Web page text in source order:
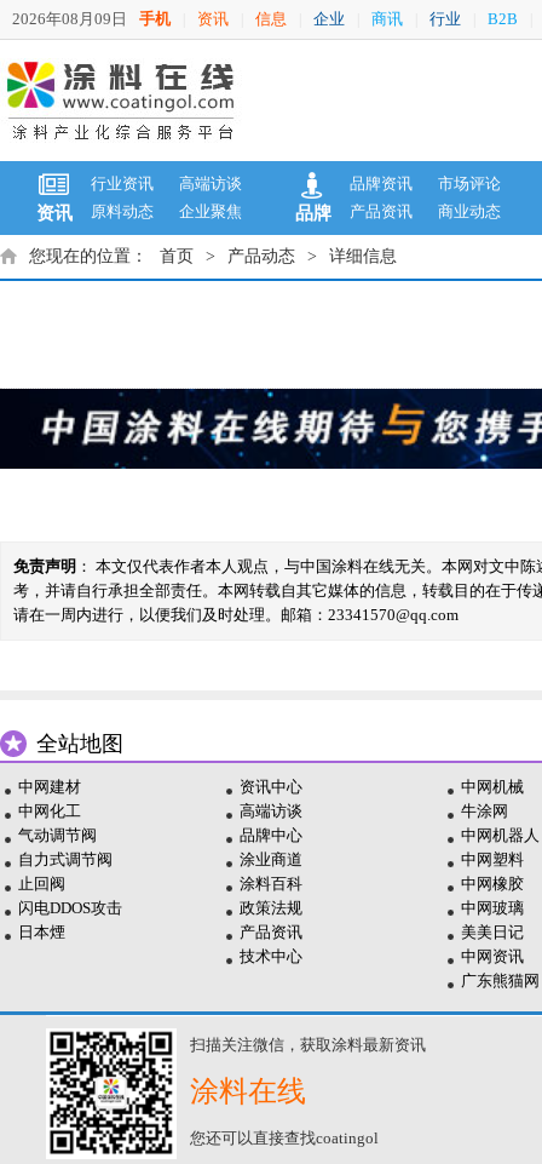
2026年08月09日 手机 资讯 信息 企业 商讯 行业 B2B
资讯
行业资讯
高端访谈
原料动态
企业聚焦 品牌
品牌资讯
市场评论
产品资讯
商业动态
您现在的位置： 首页 > 产品动态 > 详细信息
免责声明 ： 本文仅代表作者本人观点，与中国涂料在线无关。本网对文中
考，并请自行承担全部责任。本网转载自其它媒体的信息，转载目的在于
请在一周内进行，以便我们及时处理。邮箱：23341570@qq.com
全站地图
中网建材
中网化工
气动调节阀
自力式调节阀
止回阀
闪电DDOS攻击
日本煙
资讯中心
高端访谈
品牌中心
涂业商道
涂料百科
政策法规
产品资讯
技术中心
中网机械
牛涂网
中网机器人
中网塑料
中网橡胶
中网玻璃
美美日记
中网资讯
广东熊猫网
扫描关注微信，获取涂料最新资讯
涂料在线
您还可以直接查找coatingol